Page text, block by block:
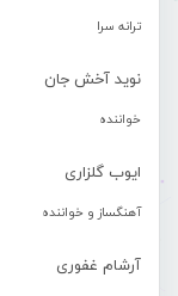
ترانه سرا
نوید آخش جان
خواننده
ایوب گلزاری
آهنگساز و خواننده
آرشام غفوری